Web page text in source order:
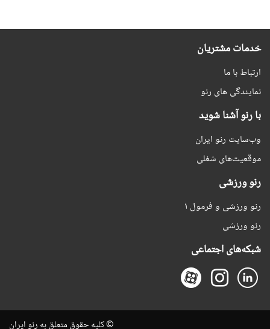
خدمات مشتریان
ارتباط با ما
نمایندگی های رنو
با رنو آشنا شوید
وب‌سایت رنو ایران
موقعیت‌های شغلی
رنو ورزشی
رنو ورزشی و فرمول ۱
رنو ورزشی
شبکه‌های اجتماعی
© کلیه حقوق متعلق به رنو ایران